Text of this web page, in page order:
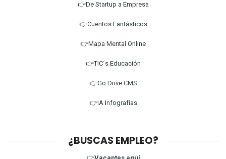
👉De Startup a Empresa
👉Cuentos Fantásticos
👉Mapa Mental Online
👉TIC´s Educación
👉Go Drive CMS
👉IA Infografías
¿BUSCAS EMPLEO?